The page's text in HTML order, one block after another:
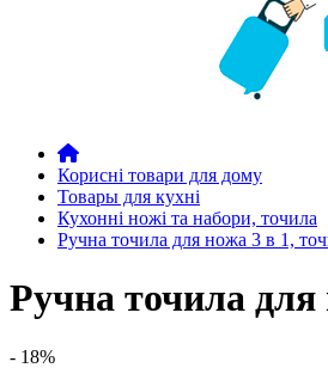
Корисні товари для дому
Товары для кухні
Кухонні ножі та набори, точила
Ручна точила для ножа 3 в 1,
Ручна точила
- 18%